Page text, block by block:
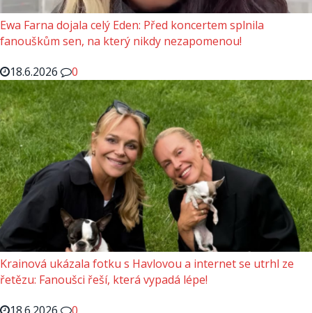
Ewa Farna dojala celý Eden: Před koncertem splnila
fanouškům sen, na který nikdy nezapomenou!
18.6.2026
0
Krainová ukázala fotku s Havlovou a internet se utrhl ze
řetězu: Fanoušci řeší, která vypadá lépe!